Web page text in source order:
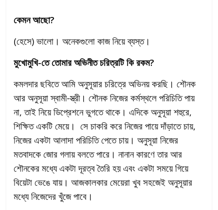
কেমন আছো?
(হেসে) ভালো। অনেকগুলো কাজ নিয়ে ব্যস্ত।
মুখোমুখি-তে তোমার অভিনীত চরিত্রটি কি রকম?
কমলদার ছবিতে আমি অনুসূয়ার চরিত্রে অভিনয় করছি। শৌনক
আর অনুসূয়া স্বামী-স্ত্রী। শৌনক নিজের কর্মস্থলে পরিচিতি পায়
না, তাই নিয়ে ডিপ্রেশনে ভুগতে থাকে। এদিকে অনুসূয়া শহুরে,
শিক্ষিত একটি মেয়ে। সে চাকরি করে নিজের পায়ে দাঁড়াতে চায়,
নিজের একটা আলাদা পরিচিতি পেতে চায়। অনুসূয়া নিজের
মতবাদকে জোর গলায় বলতে পারে। নানান কারণে তার আর
শৌনকের মধ্যে একটা দূরত্ব তৈরি হয় এবং একটা সময়ে গিয়ে
বিয়েটা ভেঙে যায়। আজকালকার মেয়েরা খুব সহজেই অনুসূয়ার
মধ্যে নিজেদের খুঁজে পাবে।